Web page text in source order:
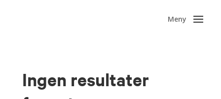
Ingen resultater